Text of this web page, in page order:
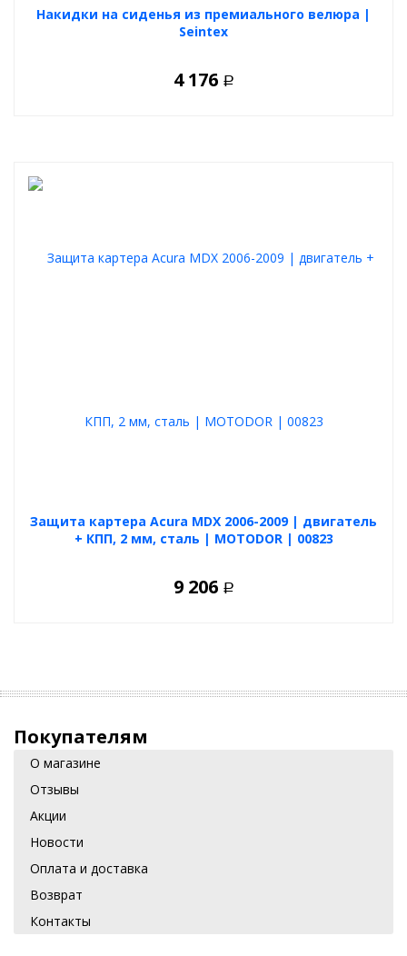
Накидки на сиденья из премиального велюра |
Seintex
4 176 Р
Защита картера Acura MDX 2006-2009 | двигатель
+ КПП, 2 мм, сталь | MOTODOR | 00823
9 206 Р
Покупателям
О магазине
Отзывы
Акции
Новости
Оплата и доставка
Возврат
Контакты